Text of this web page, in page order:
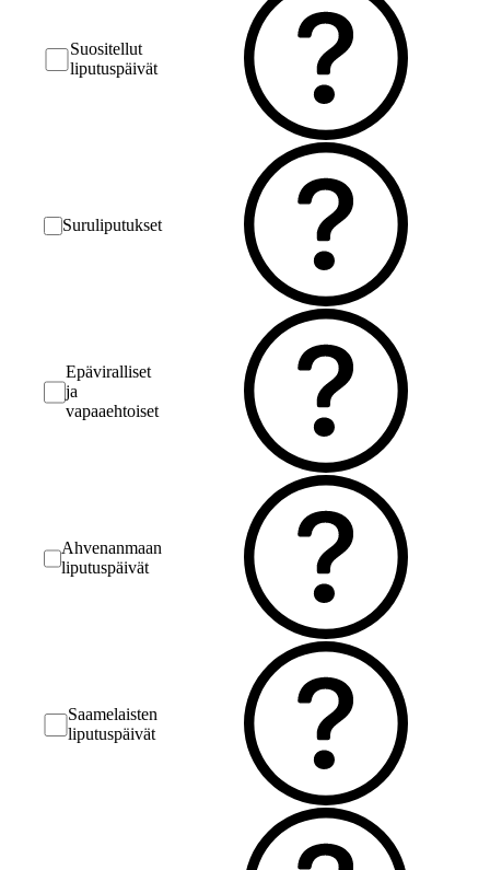
Suositellut
liputuspäivät
Suruliputukset
Epäviralliset
ja
vapaaehtoiset
Ahvenanmaan
liputuspäivät
Saamelaisten
liputuspäivät